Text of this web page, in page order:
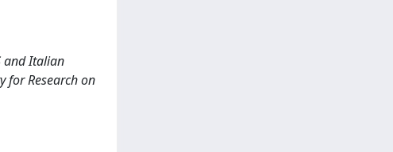
and Italian
for Research on